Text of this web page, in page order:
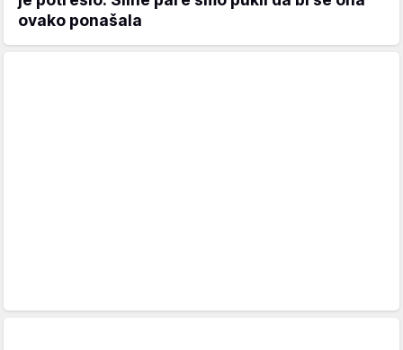
ovako ponašala